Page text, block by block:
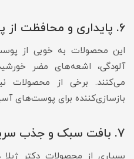
6. پایداری و محافظت از پوست
این محصولات به خوبی از
آلودگی، اشعه‌های مضر
می‌کنند. برخی از محصولات
بازسازی‌کننده برای پوست‌های
7. بافت سبک و جذب سریع
بسیاری از محصولات دکتر